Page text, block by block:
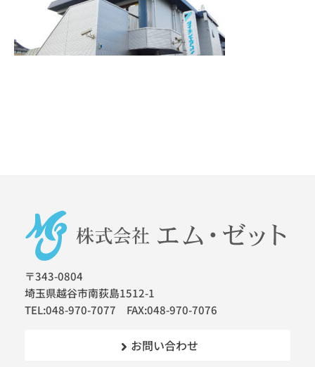
〒343-0804
埼玉県越谷市南荻島1512-1
TEL:048-970-7077 FAX:048-970-7076
お問い合わせ